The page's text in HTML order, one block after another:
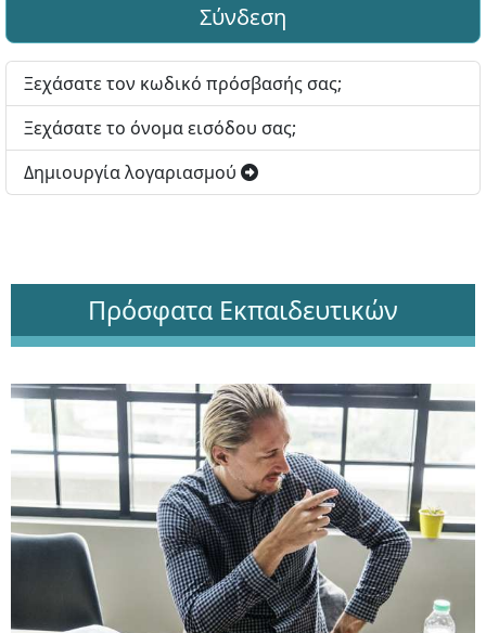
Σύνδεση
Ξεχάσατε τον κωδικό πρόσβασής σας;
Ξεχάσατε το όνομα εισόδου σας;
Δημιουργία λογαριασμού
Πρόσφατα Εκπαιδευτικών